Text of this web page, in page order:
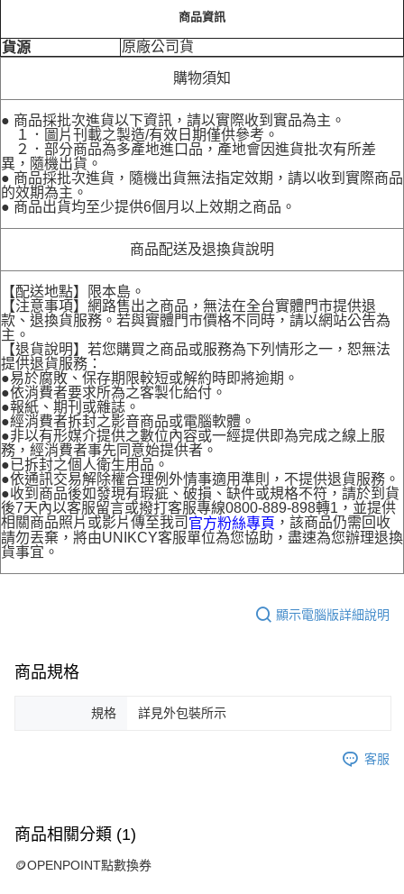
每筆NT$100，滿NT$799(含以上)免運費
商品資訊
貨源 原廠公司貨
購物須知
● 商品採批次進貨以下資訊，請以實際收到實品為主。
１．圖片刊載之製造/有效日期僅供參考。
２．部分商品為多產地進口品，產地會因進貨批次有所差
異，隨機出貨。
● 商品採批次進貨，隨機出貨無法指定效期，請以收到實際商品
的效期為主。
● 商品出貨均至少提供6個月以上效期之商品。
商品配送及退換貨說明
【配送地點】限本島。
【注意事項】網路售出之商品，無法在全台實體門市提供退
款、退換貨服務。若與實體門市價格不同時，請以網站公告為
主。
【退貨說明】若您購買之商品或服務為下列情形之一，恕無法
提供退貨服務：
●易於腐敗、保存期限較短或解約時即將逾期。
●依消費者要求所為之客製化給付。
●報紙、期刊或雜誌。
●經消費者拆封之影音商品或電腦軟體。
●非以有形媒介提供之數位內容或一經提供即為完成之線上服
務，經消費者事先同意始提供者。
●已拆封之個人衛生用品。
●依通訊交易解除權合理例外情事適用準則，不提供退貨服務。
●收到商品後如發現有瑕疵、破損、缺件或規格不符，請於到貨
後7天內以客服留言或撥打客服專線0800-889-898轉1，並提供
相關商品照片或影片傳至我司 官方粉絲專頁 ，該商品仍需回收
請勿丟棄，將由UNIKCY客服單位為您協助，盡速為您辦理退換
貨事宜。
顯示電腦版詳細說明
商品規格
規格 詳見外包裝所示
客服
商品相關分類 (1)
🪙OPENPOINT點數換券